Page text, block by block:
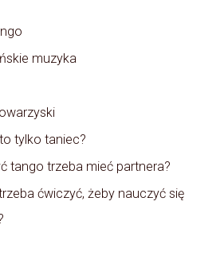
muzyka
tylko taniec?
tango trzeba mieć partnera?
ćwiczyć, żeby nauczyć się